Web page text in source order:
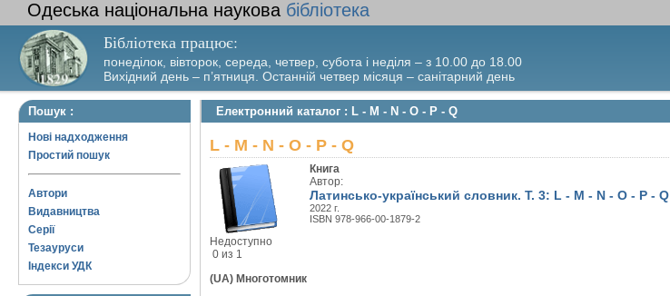
Одеська національна наукова бібліотека
Бібліотека працює:
понеділок, вівторок, середа, четвер, субота і неділя – з 10.00 до 18.00
Вихідний день – п’ятниця. Останній четвер місяця – санітарний день
Пошук :
Нові надходження
Простий пошук
Автори
Видавництва
Серії
Тезауруси
Індекси УДК
Електронний каталог : L - M - N - O - P - Q
L - M - N - O - P - Q
Недоступно
0 из 1
Книга
Автор:
Латинсько-український словник. Т. 3: L - M - N - O - P - Q
2022 г.
ISBN 978-966-00-1879-2
(UA) Многотомник